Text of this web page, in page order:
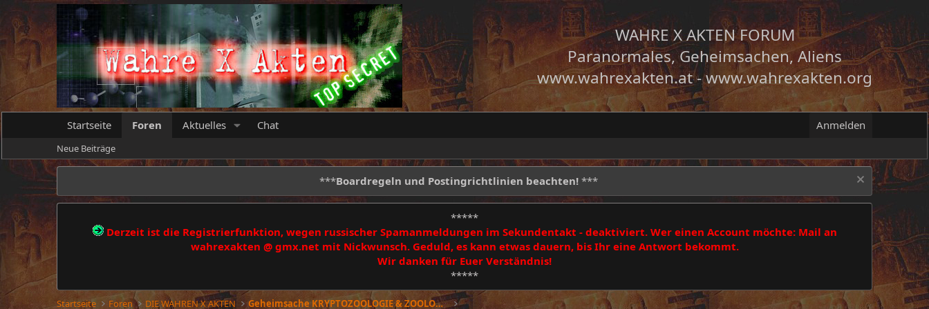
WAHRE X AKTEN FORUM
Paranormales, Geheimsachen, Aliens
www.wahrexakten.at-www.wahrexakten.org
Startseite Foren Aktuelles Chat Anmelden
Neue Beiträge
***Boardregeln und Postingrichtlinien beachten! ***
*****
Derzeit ist die Registrierfunktion, wegen russischer Spamanmeldungen im Sekundentakt - deaktiviert. Wer einen Account möchte: Mail an
wahrexakten @ gmx.net mit Nickwunsch. Geduld, es kann etwas dauern, bis Ihr eine Antwort bekommt.
Wir danken für Euer Verständnis!
*****
Startseite Foren DIE WAHREN X AKTEN Geheimsache KRYPTOZOOLOGIE & ZOOLOGIE